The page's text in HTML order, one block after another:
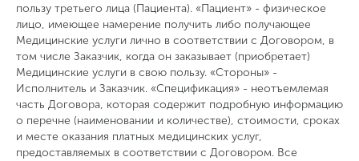
пользу третьего лица (Пациента). «Пациент» - физическое
лицо, имеющее намерение получить либо получающее
Медицинские услуги лично в соответствии с Договором, в
том числе Заказчик, когда он заказывает (приобретает)
Медицинские услуги в свою пользу. «Стороны» -
Исполнитель и Заказчик. «Спецификация» - неотъемлемая
часть Договора, которая содержит подробную информацию
о перечне (наименовании и количестве), стоимости, сроках
и месте оказания платных медицинских услуг,
предоставляемых в соответствии с Договором. Все